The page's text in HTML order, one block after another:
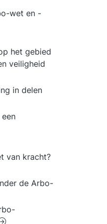
wet en -
het gebied
veiligheid
in delen
van kracht?
de Arbo-